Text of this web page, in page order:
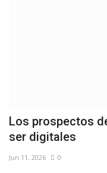
Los prospectos
ser digitales
Jun 11, 2026 0